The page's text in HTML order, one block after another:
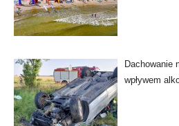
Dachowanie
wpływem